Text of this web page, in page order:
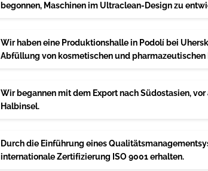
begonnen, Maschinen im Ultraclean-Design zu
Wir haben eine Produktionshalle in Podolí bei
Abfüllung von kosmetischen und pharmazeutischen
Wir begannen mit dem Export nach Südostasien,
Halbinsel.
Durch die Einführung eines
internationale Zertifizierung ISO 9001 erhalten.